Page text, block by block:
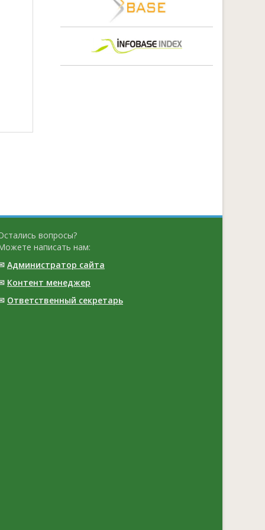
вопросы?
написать нам:
Администратор сайта
Контент менеджер
Ответственный cекретарь